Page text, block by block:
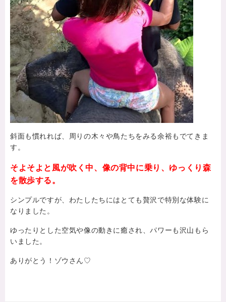
斜面も慣れれば、周りの木々や鳥たちをみる余裕もでてきま
す。
そよそよと風が吹く中、像の背中に乗り、ゆっくり森
を散歩する。
シンプルですが、わたしたちにはとても贅沢で特別な体験に
なりました。
ゆったりとした空気や像の動きに癒され、パワーも沢山もら
いました。
ありがとう！ゾウさん♡